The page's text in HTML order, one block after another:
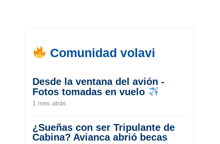
Comunidad volavi
Desde la ventana del avión -
Fotos tomadas en vuelo
1 mes atrás
¿Sueñas con ser Tripulante de
Cabina? Avianca abrió becas